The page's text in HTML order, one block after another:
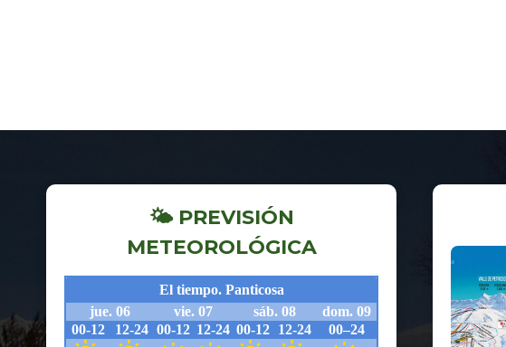
🌤 PREVISIÓN
METEOROLÓGICA